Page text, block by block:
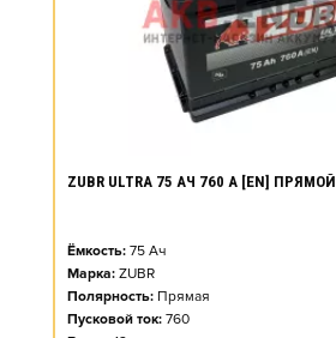
ZUBR ULTRA 75 АЧ 760 А [EN] ПРЯМОЙ
Ёмкость: 75 Ач
Марка: ZUBR
Полярность: Прямая
Пусковой ток: 760